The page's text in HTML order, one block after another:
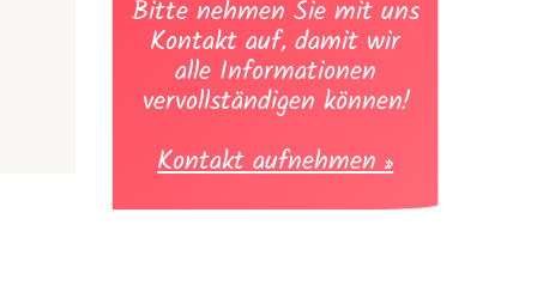
Bitte nehmen Sie mit uns
Kontakt auf, damit wir
alle Informationen
vervollständigen können!
Kontakt aufnehmen »